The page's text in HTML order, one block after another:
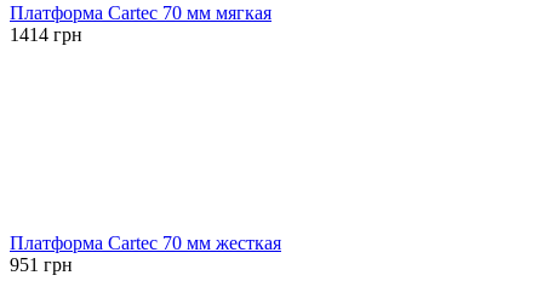
Платформа Cartec 70 мм мягкая
1414 грн
Платформа Cartec 70 мм жесткая
951 грн